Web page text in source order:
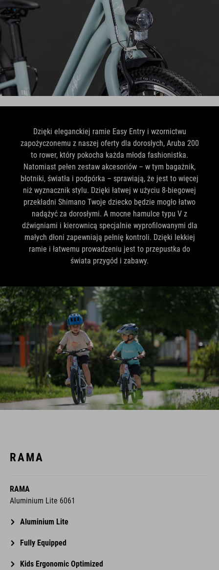
Dzięki eleganckiej ramie Easy Entry i wzornictwu
zapożyczonemu z naszej oferty dla dorosłych, Aruba 200
to rower, który pokocha każda młoda fashionistka.
Natomiast pełen zestaw akcesoriów – w tym bagażnik,
błotniki, światła i podpórka – sprawiają, że jest to więcej
niż wyznacznik stylu. Dzięki łatwej w użyciu 8-biegowej
przekładni Shimano Twoje dziecko będzie mogło łatwo
nadążyć za dorosłymi. A mocne hamulce typu V z
dźwigniami i kierownicą specjalnie wyprofilowanymi dla
małych dłoni zapewniają pełnię kontroli. Dzięki lekkiej
ramie i łatwemu prowadzeniu jest to przepustka do
świata przygód i zabawy.
RAMA
RAMA
Aluminium Lite 6061
Aluminium Lite
Fully Equipped
Kids Ergonomic Optimized